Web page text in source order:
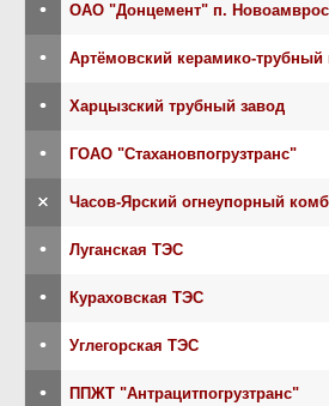
• ОАО "Донцемент" п.
• Артёмовский керамико-трубный
• Харцызский трубный завод
• ГОАО "Стахановпогрузтранс"
× Часов-Ярский огнеупорный
• Луганская ТЭС
• Кураховская ТЭС
• Углегорская ТЭС
• ППЖТ "Антрацитпогрузтранс"